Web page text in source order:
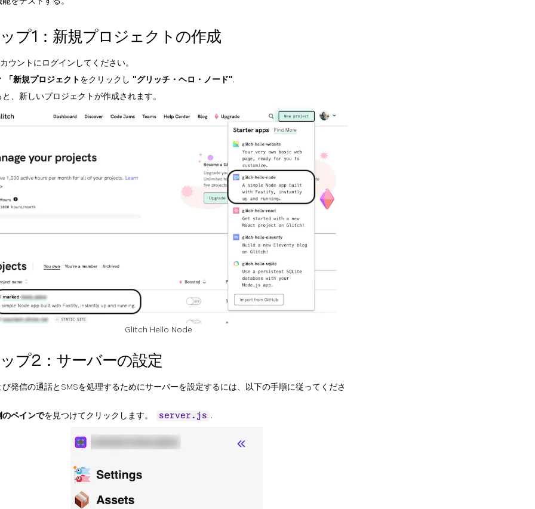
プ1：新規プロジェクトの作成
ウントにログインしてください。
「新規プロジェクトをクリックし "グリッチ・ヘロ・ノード".
、新しいプロジェクトが作成されます。
Glitch Hello Node
プ2：サーバーの設定
び発信の通話とSMSを処理するためにサーバーを設定するには、以下の手順に従ってくださ
のペインでを見つけてクリックします。 server.js .